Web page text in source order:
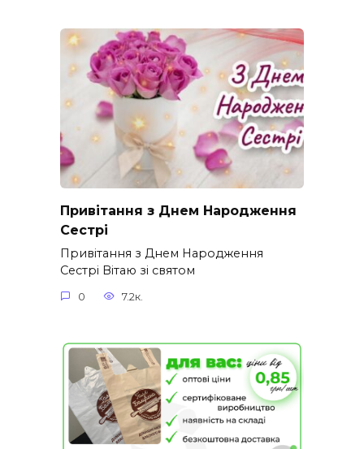
Привітання з Днем Народження
Сестрі
Привітання з Днем Народження
Сестрі Вітаю зі святом
0 7.2к.